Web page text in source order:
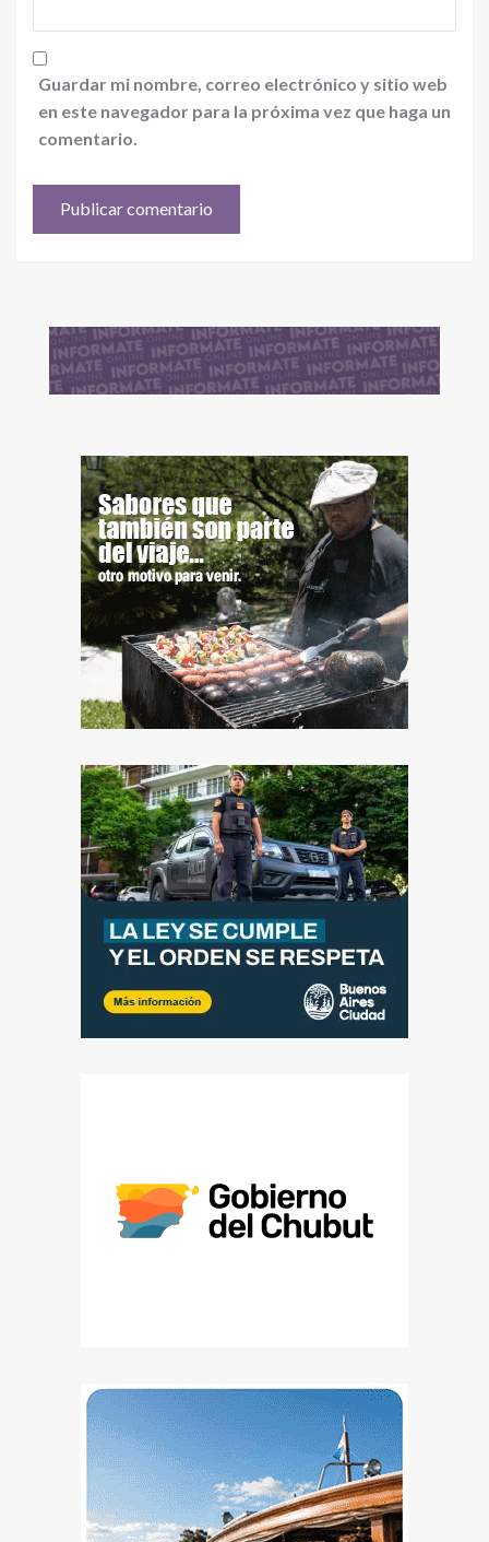
Guardar mi nombre, correo electrónico y sitio web
en este navegador para la próxima vez que haga un
comentario.